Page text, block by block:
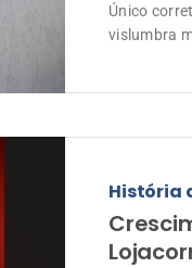
Único
vislumbra
História